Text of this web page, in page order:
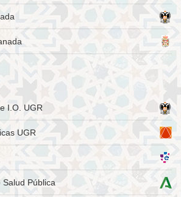
I.O. UGR
UGR
Salud Pública